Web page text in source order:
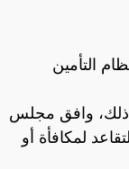
التأمين
ذلك، وافق مجلس
لمكافأة أو